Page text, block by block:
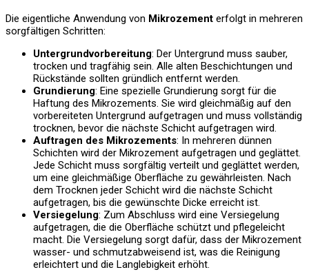
Die eigentliche Anwendung von Mikrozement erfolgt in mehreren
sorgfältigen Schritten:
Untergrundvorbereitung: Der Untergrund muss sauber,
trocken und tragfähig sein. Alle alten Beschichtungen und
Rückstände sollten gründlich entfernt werden.
Grundierung: Eine spezielle Grundierung sorgt für die
Haftung des Mikrozements. Sie wird gleichmäßig auf den
vorbereiteten Untergrund aufgetragen und muss vollständig
trocknen, bevor die nächste Schicht aufgetragen wird.
Auftragen des Mikrozements: In mehreren dünnen
Schichten wird der Mikrozement aufgetragen und geglättet.
Jede Schicht muss sorgfältig verteilt und geglättet werden,
um eine gleichmäßige Oberfläche zu gewährleisten. Nach
dem Trocknen jeder Schicht wird die nächste Schicht
aufgetragen, bis die gewünschte Dicke erreicht ist.
Versiegelung: Zum Abschluss wird eine Versiegelung
aufgetragen, die die Oberfläche schützt und pflegeleicht
macht. Die Versiegelung sorgt dafür, dass der Mikrozement
wasser- und schmutzabweisend ist, was die Reinigung
erleichtert und die Langlebigkeit erhöht.